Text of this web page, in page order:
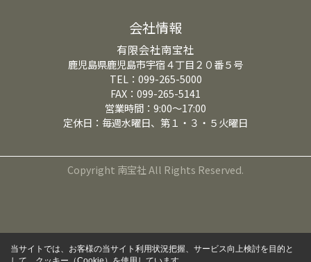
会社情報
有限会社南宝社
鹿児島県鹿児島市宇宿４丁目２０番５号
TEL：099-265-5000
FAX：099-265-5141
営業時間：9:00～17:00
定休日：毎週水曜日、第１・３・５火曜日
Copyright 南宝社 All Rights Reserved.
当サイトでは、お客様の当サイト利用状況把握、サービス向上検討を目的と